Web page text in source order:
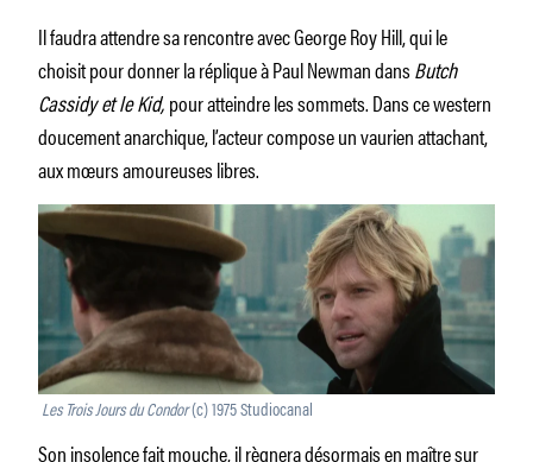
Il faudra attendre sa rencontre avec George Roy Hill, qui le
choisit pour donner la réplique à Paul Newman dansButch
Cassidy et le Kid,pour atteindre les sommets. Dans ce western
doucement anarchique, l’acteur compose un vaurien attachant,
aux mœurs amoureuses libres.
Les Trois Jours du Condor(c) 1975 Studiocanal
Son insolence fait mouche, il règnera désormais en maître sur